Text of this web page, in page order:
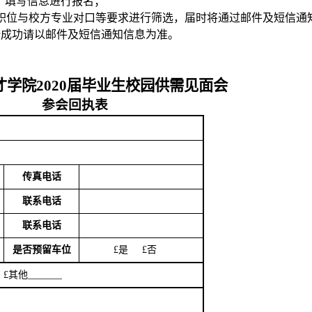
与校方专业对口等要求进行筛选，届时将通过邮件及短信通
功请以邮件及短信通知信息为准。
学院2020届毕业生校园供需见面会
参会回执表
传真电话
联系电话
联系电话
是否预留车位 £是 £否
£其他